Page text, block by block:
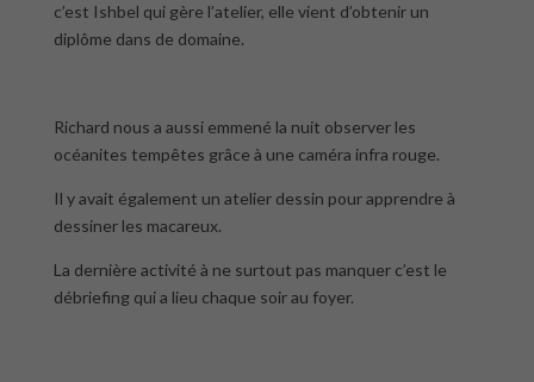
c’est Ishbel qui gère l’atelier, elle vient d’obtenir un
diplôme dans de domaine.
Richard nous a aussi emmené la nuit observer les
océanites tempêtes grâce à une caméra infra rouge.
Il y avait également un atelier dessin pour apprendre à
dessiner les macareux.
La dernière activité à ne surtout pas manquer c’est le
débriefing qui a lieu chaque soir au foyer.